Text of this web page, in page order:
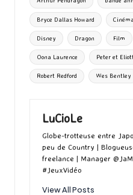
k n
er
Bryce Dallas Howard Cinéma
Disney Dragon Film
Oona Laurence Peter et
Robert Redford Wes Bentley
LuCioLe
Globe-trotteuse entre
peu de Country |
freelance | Manager
#JeuxVidéo
View All Posts